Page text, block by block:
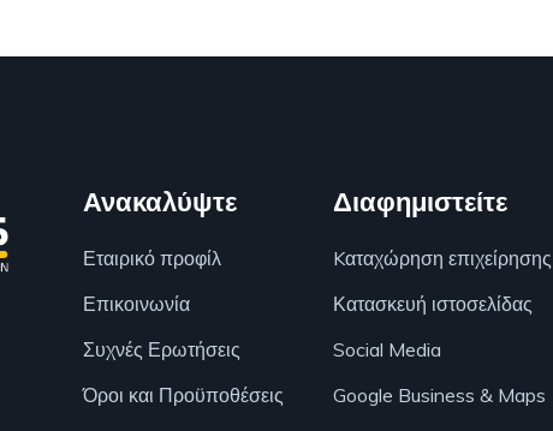
Ανακαλύψτε
Εταιρικό προφίλ
Επικοινωνία
Συχνές Ερωτήσεις
Όροι και Προϋποθέσεις
Διαφημιστείτε
Kαταχώρηση επιχείρησης
Κατασκευή ιστοσελίδας
Social Media
Google Business & Maps